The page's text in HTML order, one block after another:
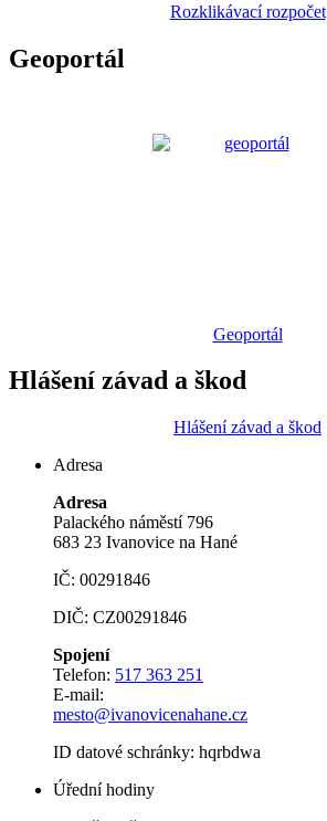
Rozklikávací rozpočet
Geoportál
Geoportál
Hlášení závad a škod
Hlášení závad a škod
Adresa
Adresa
Palackého náměstí 796
683 23 Ivanovice na Hané
IČ: 00291846
DIČ: CZ00291846
Spojení
Telefon: 517 363 251
E-mail:
mesto@ivanovicenahane.cz
ID datové schránky: hqrbdwa
Úřední hodiny